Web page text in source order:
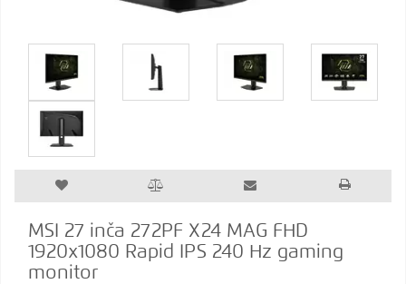
MSI 27 inča 272PF X24 MAG FHD
1920x1080 Rapid IPS 240 Hz gaming
monitor